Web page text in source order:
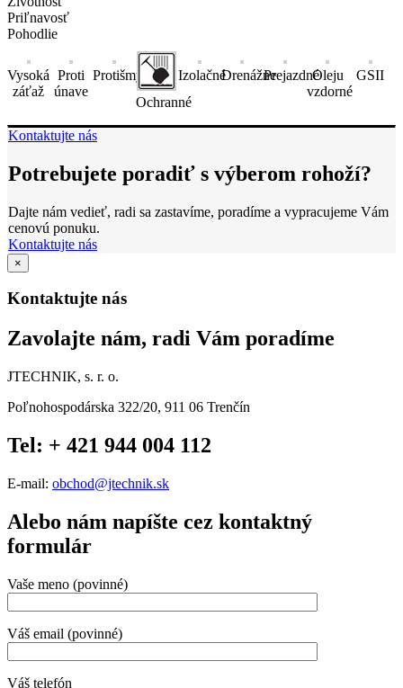
Priľnavosť
Pohodlie
Vysoká
záťaž
Proti
únave
Protišmykové
Ochranné
IzolačnéDrenážnePrejazdnéOleju
vzdorné
GSII
Kontaktujte nás
Potrebujete poradiť s výberom rohoží?
Dajte nám vedieť, radi sa zastavíme, poradíme a vypracujeme Vám
cenovú ponuku.
Kontaktujte nás
×
Kontaktujte nás
Zavolajte nám, radi Vám poradíme
JTECHNIK, s. r. o.
Poľnohospodárska 322/20, 911 06 Trenčín
Tel: + 421 944 004 112
E-mail: obchod@jtechnik.sk
Alebo nám napíšte cez kontaktný
formulár
Vaše meno (povinné)
Váš email (povinné)
Váš telefón